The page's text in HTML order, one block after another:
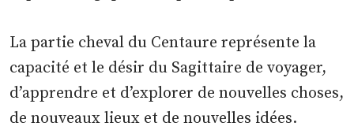
La partie cheval du Centaure représente la
capacité et le désir du Sagittaire de voyager,
d’apprendre et d’explorer de nouvelles choses,
de nouveaux lieux et de nouvelles idées.